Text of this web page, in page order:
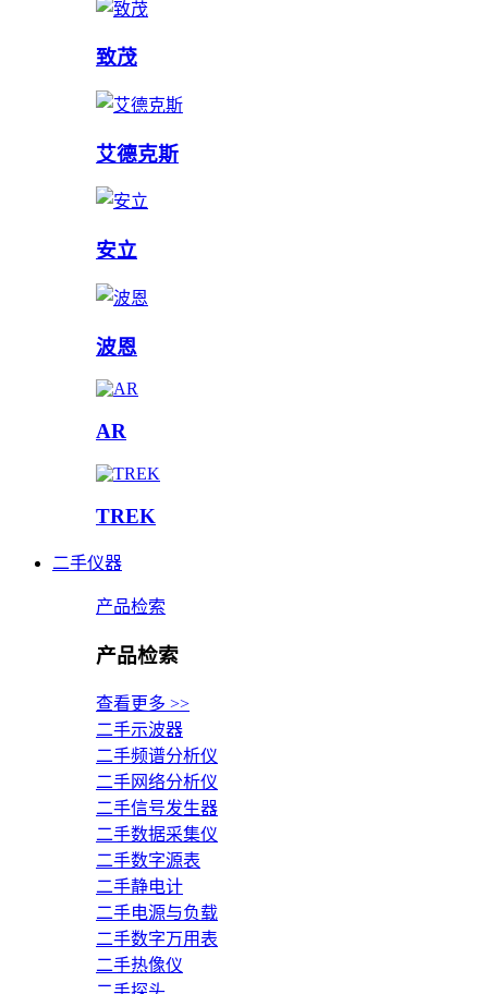
致茂
艾德克斯
安立
波恩
AR
TREK
二手仪器
产品检索
产品检索
查看更多 >>
二手示波器
二手频谱分析仪
二手网络分析仪
二手信号发生器
二手数据采集仪
二手数字源表
二手静电计
二手电源与负载
二手数字万用表
二手热像仪